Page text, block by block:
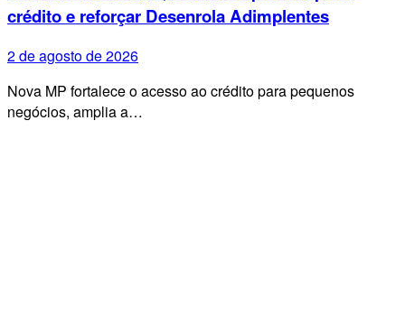
crédito e reforçar Desenrola Adimplentes
2 de agosto de 2026
Nova MP fortalece o acesso ao crédito para pequenos
negócios, amplia a…